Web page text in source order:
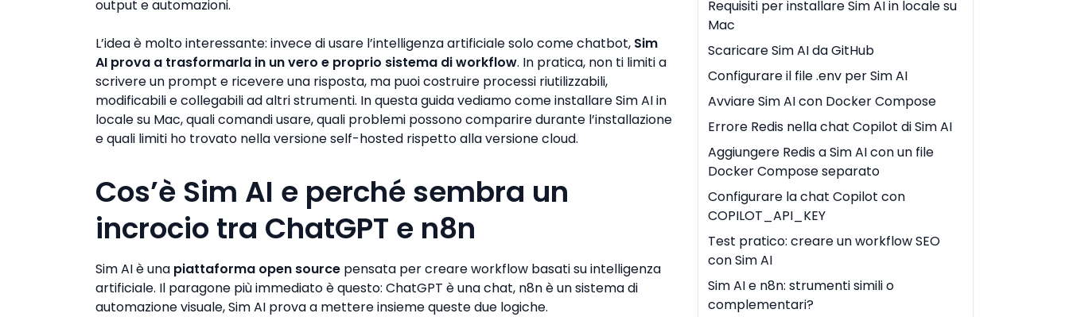
output e automazioni.
L’idea è molto interessante: invece di usare l’intelligenza artificiale solo come chatbot, Sim
AI prova a trasformarla in un vero e proprio sistema di workflow. In pratica, non ti limiti a
scrivere un prompt e ricevere una risposta, ma puoi costruire processi riutilizzabili,
modificabili e collegabili ad altri strumenti. In questa guida vediamo come installare Sim AI in
locale su Mac, quali comandi usare, quali problemi possono comparire durante l’installazione
e quali limiti ho trovato nella versione self-hosted rispetto alla versione cloud.
Cos’è Sim AI e perché sembra un
incrocio tra ChatGPT e n8n
Sim AI è una piattaforma open source pensata per creare workflow basati su intelligenza
artificiale. Il paragone più immediato è questo: ChatGPT è una chat, n8n è un sistema di
automazione visuale, Sim AI prova a mettere insieme queste due logiche.
Requisiti per installare Sim AI in locale su
Mac
Scaricare Sim AI da GitHub
Configurare il file .env per Sim AI
Avviare Sim AI con Docker Compose
Errore Redis nella chat Copilot di Sim AI
Aggiungere Redis a Sim AI con un file
Docker Compose separato
Configurare la chat Copilot con
COPILOT_API_KEY
Test pratico: creare un workflow SEO
con Sim AI
Sim AI e n8n: strumenti simili o
complementari?